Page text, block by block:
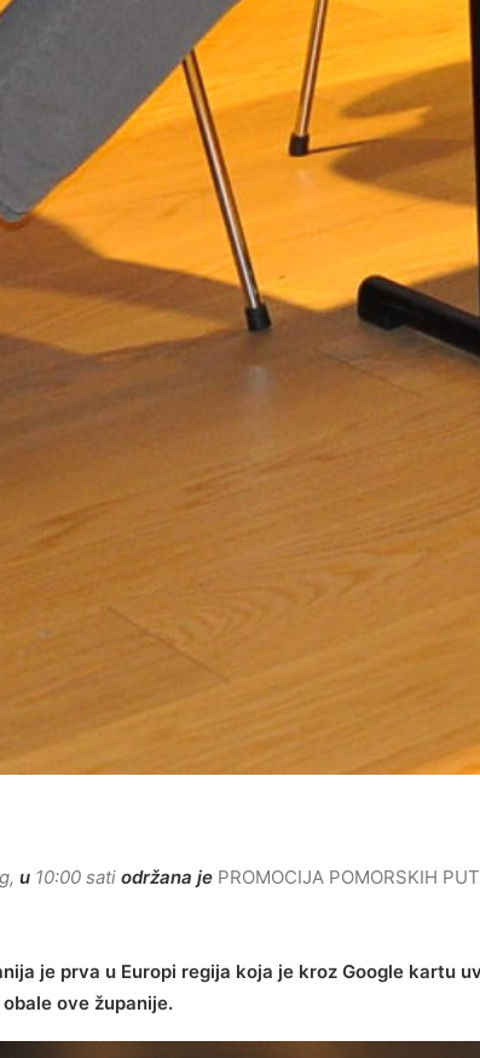
u 10:00 sati održana je PROMOCIJA POMORSKIH
je prva u Europi regija koja je kroz Google kartu
ove županije.